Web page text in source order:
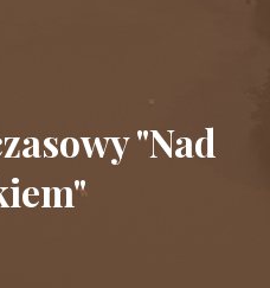
"Nad